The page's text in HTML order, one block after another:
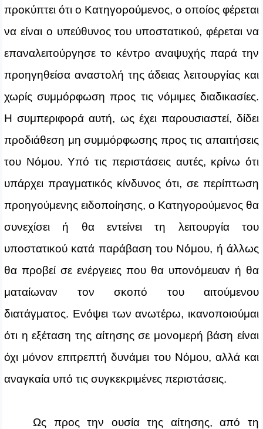
προκύπτει ότι ο Κατηγορούμενος, ο οποίος φέρεται
να είναι ο υπεύθυνος του υποστατικού, φέρεται να
επαναλειτούργησε το κέντρο αναψυχής παρά την
προηγηθείσα αναστολή της άδειας λειτουργίας και
χωρίς συμμόρφωση προς τις νόμιμες διαδικασίες.
Η συμπεριφορά αυτή, ως έχει παρουσιαστεί, δίδει
προδιάθεση μη συμμόρφωσης προς τις απαιτήσεις
του Νόμου. Υπό τις περιστάσεις αυτές, κρίνω ότι
υπάρχει πραγματικός κίνδυνος ότι, σε περίπτωση
προηγούμενης ειδοποίησης, ο Κατηγορούμενος θα
συνεχίσει ή θα εντείνει τη λειτουργία του
υποστατικού κατά παράβαση του Νόμου, ή άλλως
θα προβεί σε ενέργειες που θα υπονόμευαν ή θα
ματαίωναν τον σκοπό του αιτούμενου
διατάγματος. Ενόψει των ανωτέρω, ικανοποιούμαι
ότι η εξέταση της αίτησης σε μονομερή βάση είναι
όχι μόνον επιτρεπτή δυνάμει του Νόμου, αλλά και
αναγκαία υπό τις συγκεκριμένες περιστάσεις.
Ως προς την ουσία της αίτησης, από τη